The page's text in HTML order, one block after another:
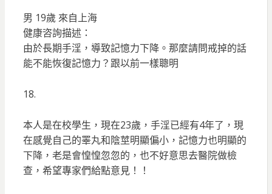
男 19歲 來自上海
健康咨詢描述：
由於長期手淫，導致記憶力下降。那麼請問戒掉的話
能不能恢復記憶力？跟以前一樣聰明
18.
本人是在校學生，現在23歲，手淫已經有4年了，現
在感覺自己的睪丸和陰莖明顯偏小，記憶力也明顯的
下降，老是會惶惶忽忽的，也不好意思去醫院做檢
查，希望專家們給點意見！！